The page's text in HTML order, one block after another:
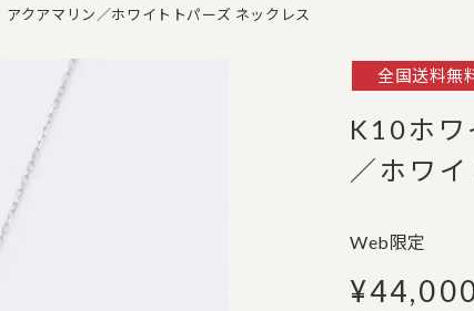
クアマリン／ホワイトトパーズ ネックレス
全国送料無
K10ホワ
／ホワ
Web限定
¥